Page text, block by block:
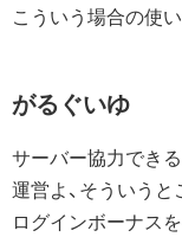
こういう場合の使
がるぐいゆ
サーバー協力でき
運営よ、そういうと
ログインボーナス